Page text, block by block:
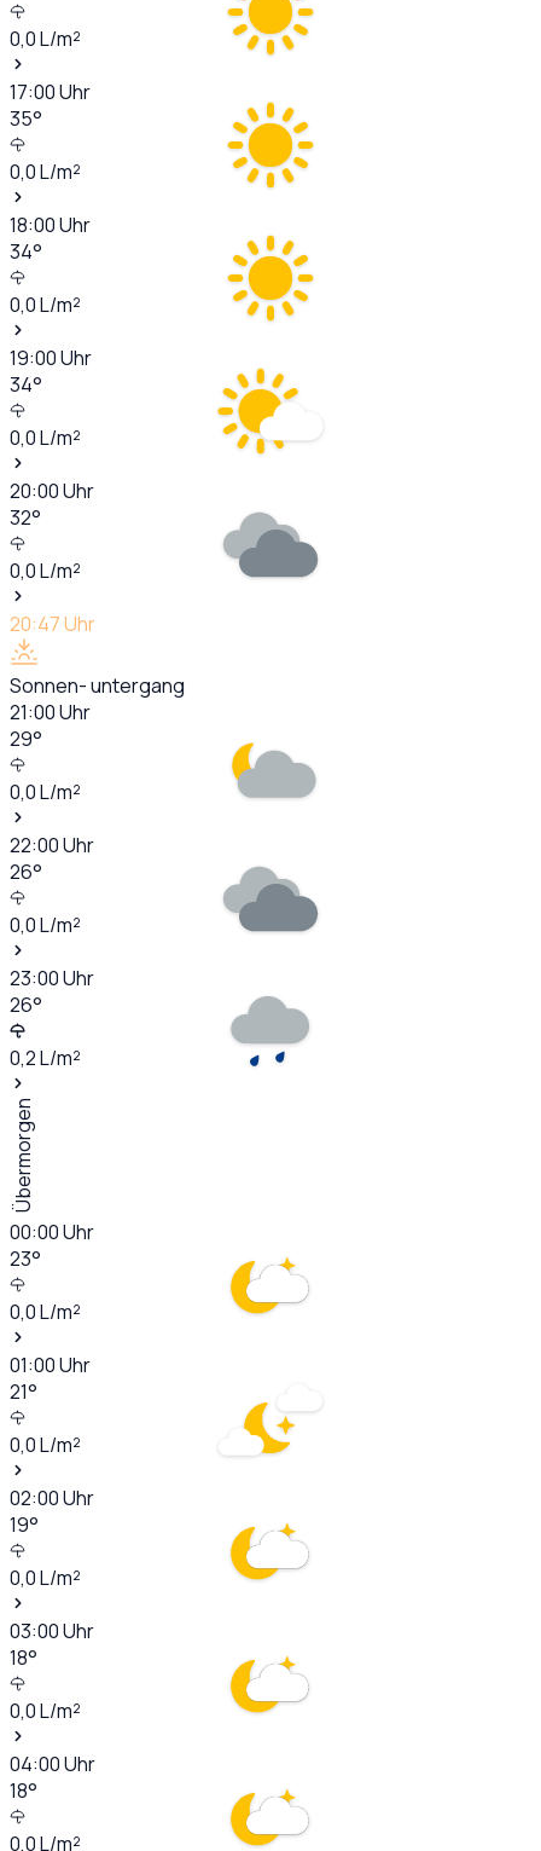
0,0L/m²
17:00Uhr
35°
0,0L/m²
18:00Uhr
34°
0,0L/m²
19:00Uhr
34°
0,0L/m²
20:00Uhr
32°
0,0L/m²
20:47Uhr
Sonnen- untergang
21:00Uhr
29°
0,0L/m²
22:00Uhr
26°
0,0L/m²
23:00Uhr
26°
0,2L/m²
Übermorgen
00:00Uhr
23°
0,0L/m²
01:00Uhr
21°
0,0L/m²
02:00Uhr
19°
0,0L/m²
03:00Uhr
18°
0,0L/m²
04:00Uhr
18°
0,0L/m²